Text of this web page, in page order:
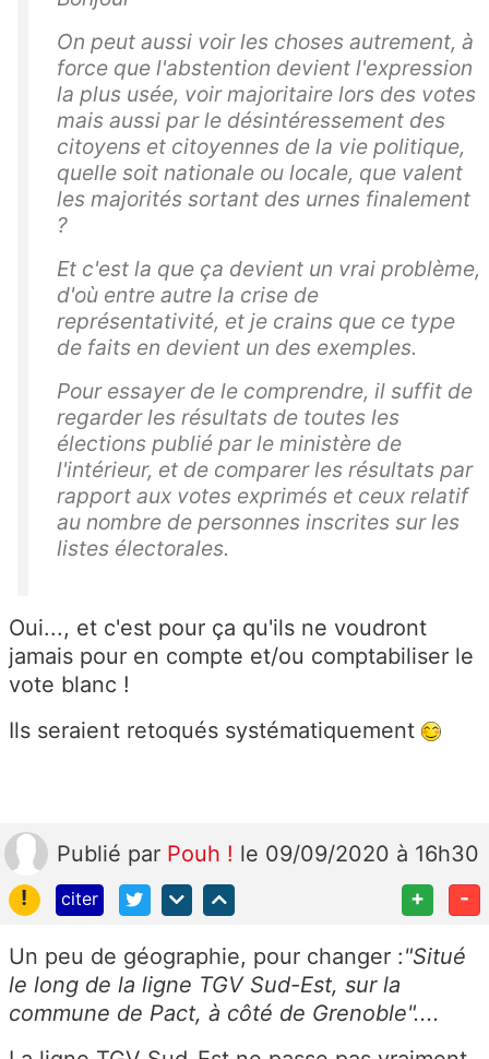
On peut aussi voir les choses autrement, à
force que l'abstention devient l'expression
la plus usée, voir majoritaire lors des votes
mais aussi par le désintéressement des
citoyens et citoyennes de la vie politique,
quelle soit nationale ou locale, que valent
les majorités sortant des urnes finalement
?
Et c'est la que ça devient un vrai problème,
d'où entre autre la crise de
représentativité, et je crains que ce type
de faits en devient un des exemples.
Pour essayer de le comprendre, il suffit de
regarder les résultats de toutes les
élections publié par le ministère de
l'intérieur, et de comparer les résultats par
rapport aux votes exprimés et ceux relatif
au nombre de personnes inscrites sur les
listes électorales.
Oui..., et c'est pour ça qu'ils ne voudront
jamais pour en compte et/ou comptabiliser le
vote blanc !
Ils seraient retoqués systématiquement
Publié par Pouh ! le 09/09/2020 à 16h30
!
citer + -
Un peu de géographie, pour changer :"Situé
le long de la ligne TGV Sud-Est, sur la
commune de Pact, à côté de Grenoble"....